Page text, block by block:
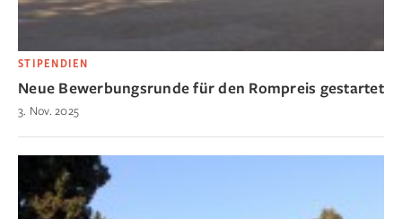
STIPENDIEN
Neue Bewerbungsrunde für den Rompreis gestartet
3. Nov. 2025